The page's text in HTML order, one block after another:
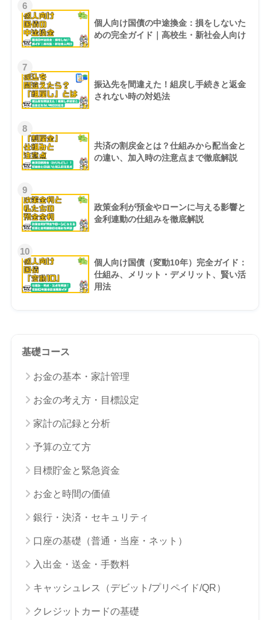
6
個人向け国債の中途換金：損をしないた
めの完全ガイド｜高校生・新社会人向け
7
振込先を間違えた！組戻し手続きと返金
されない時の対処法
8
共済の割戻金とは？仕組みから配当金と
の違い、加入時の注意点まで徹底解説
9
政策金利が預金やローンに与える影響と
金利連動の仕組みを徹底解説
10
個人向け国債（変動10年）完全ガイド：
仕組み、メリット・デメリット、賢い活
用法
基礎コース
お金の基本・家計管理
お金の考え方・目標設定
家計の記録と分析
予算の立て方
目標貯金と緊急資金
お金と時間の価値
銀行・決済・セキュリティ
口座の基礎（普通・当座・ネット）
入出金・送金・手数料
キャッシュレス（デビット/プリペイド/QR）
クレジットカードの基礎